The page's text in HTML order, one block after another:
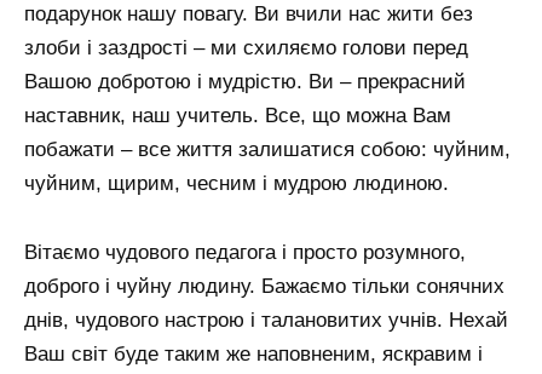
подарунок нашу повагу. Ви вчили нас жити без
злоби і заздрості – ми схиляємо голови перед
Вашою добротою і мудрістю. Ви – прекрасний
наставник, наш учитель. Все, що можна Вам
побажати – все життя залишатися собою: чуйним,
чуйним, щирим, чесним і мудрою людиною.
Вітаємо чудового педагога і просто розумного,
доброго і чуйну людину. Бажаємо тільки сонячних
днів, чудового настрою і талановитих учнів. Нехай
Ваш світ буде таким же наповненим, яскравим і